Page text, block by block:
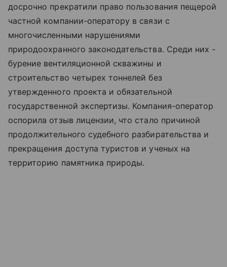
досрочно прекратили право пользования пещерой
частной компании-оператору в связи с
многочисленными нарушениями
природоохранного законодательства. Среди них -
бурение вентиляционной скважины и
строительство четырех тоннелей без
утвержденного проекта и обязательной
государственной экспертизы. Компания-оператор
оспорила отзыв лицензии, что стало причиной
продолжительного судебного разбирательства и
прекращения доступа туристов и ученых на
территорию памятника природы.